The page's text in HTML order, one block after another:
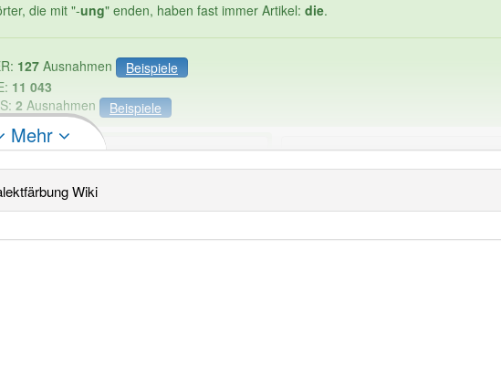
die mit "-ung" enden, haben fast immer Artikel: die.
127 Ausnahmen
Beispiele
11 043
2 Ausnahmen Beispiele
2 Häufigkeit: 2 von 10
mit Endung
Mehr
Wiki